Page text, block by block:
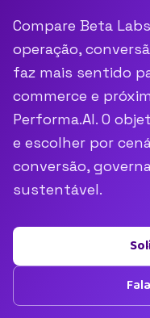
Compare Beta
operação,
faz mais sentido
commerce e
Performa.AI. O
e escolher por
conversão,
sustentável.